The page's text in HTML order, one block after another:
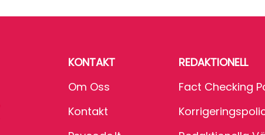
KONTAKT
Om Oss
Kontakt
REDAKTIONELL
Fact Checking